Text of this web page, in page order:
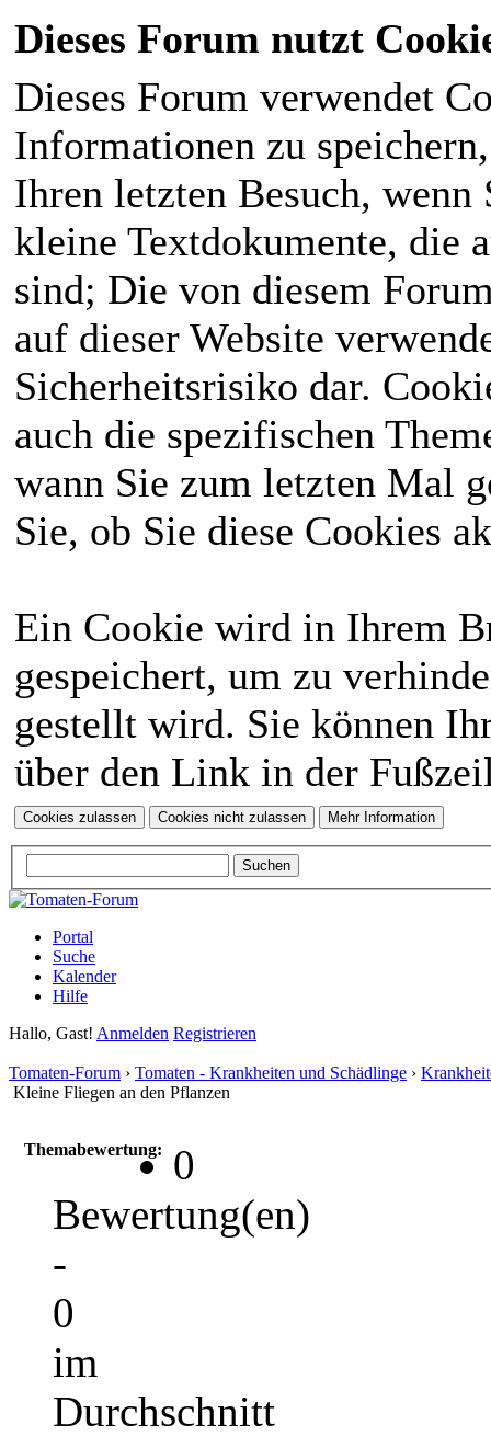
Dieses Forum nutzt
Dieses Forum verwendet
Informationen zu
Ihren letzten Besuch,
kleine Textdokumente, die
sind; Die von diesem
auf dieser Website
Sicherheitsrisiko dar.
auch die spezifischen
wann Sie zum letzten Mal
Sie, ob Sie diese Cookies
Ein Cookie wird in Ihrem
gespeichert, um zu
gestellt wird. Sie können
über den Link in der
Portal
Suche
Kalender
Hilfe
Hallo, Gast! Anmelden Registrieren
Tomaten-Forum › Tomaten - Krankheiten und Schädlinge ›
Kleine Fliegen an den Pflanzen
Themabewertung:
0
Bewertung(en)
-
0
im
Durchschnitt